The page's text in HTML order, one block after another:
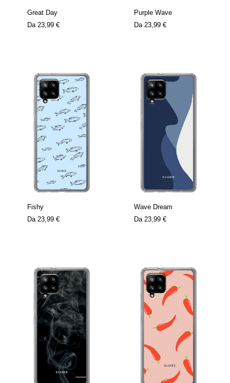
Great Day
Da 23,99 €
Purple Wave
Da 23,99 €
Fishy
Da 23,99 €
Wave Dream
Da 23,99 €